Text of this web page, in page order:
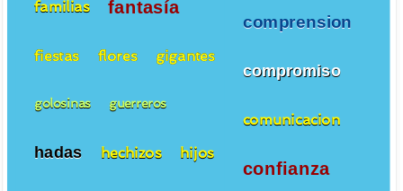
comprension
compromiso
comunicacion
confianza
familias fantasía
fiestas flores gigantes
golosinas guerreros
hadas hechizos hijos